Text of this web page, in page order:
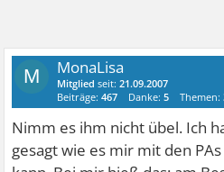
M MonaLisa
Mitglied seit:21.09.2007
Beiträge:467 Danke:5 Themen:
Nimm es ihm nicht übel. Ich
gesagt wie es mir mit den